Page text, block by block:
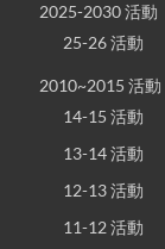
2025-2030 活動
25-26 活動
2010~2015 活動
14-15 活動
13-14 活動
12-13 活動
11-12 活動